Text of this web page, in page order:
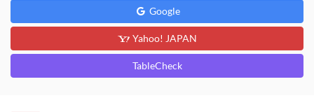
Google
Yahoo! JAPAN
TableCheck